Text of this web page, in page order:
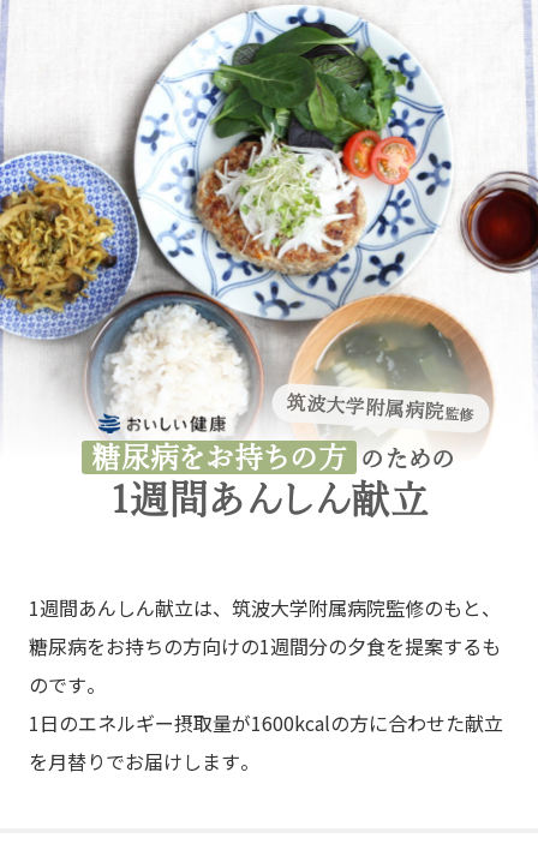
筑波大学附属病院監修
糖尿病をお持ちの方 のための
1週間あんしん献立
1週間あんしん献立は、筑波大学附属病院監修のもと、
糖尿病をお持ちの方向けの1週間分の夕食を提案するも
のです。
1日のエネルギー摂取量が1600kcalの方に合わせた献立
を月替りでお届けします。